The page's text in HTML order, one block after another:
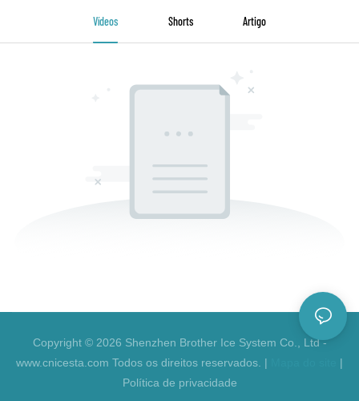
Vídeos Shorts Artigo
Copyright © 2026 Shenzhen Brother Ice System Co., Ltd -
www.cnicesta.com Todos os direitos reservados. |
|
Política de privacidade